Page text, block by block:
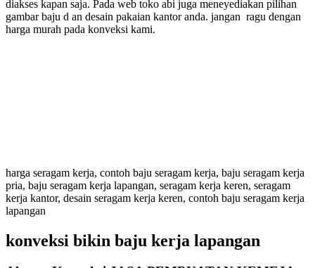
diakses kapan saja. Pada web toko abi juga meneyediakan pilihan
gambar baju d an desain pakaian kantor anda. jangan ragu dengan
harga murah pada konveksi kami.
harga seragam kerja, contoh baju seragam kerja, baju seragam kerja
pria, baju seragam kerja lapangan, seragam kerja keren, seragam
kerja kantor, desain seragam kerja keren, contoh baju seragam kerja
lapangan
konveksi bikin baju kerja lapangan